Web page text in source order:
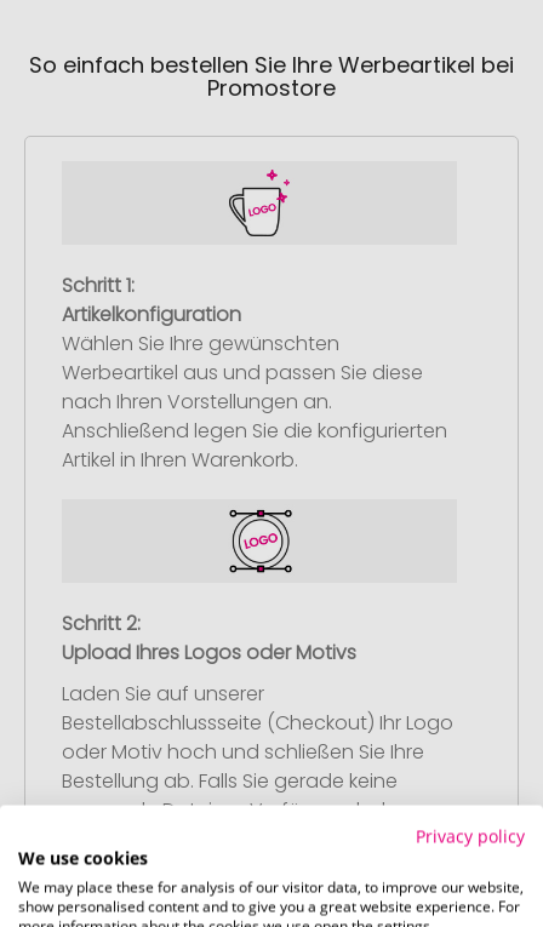
So einfach bestellen Sie Ihre Werbeartikel bei
Promostore
Schritt 1:
Artikelkonfiguration
Wählen Sie Ihre gewünschten
Werbeartikel aus und passen Sie diese
nach Ihren Vorstellungen an.
Anschließend legen Sie die konfigurierten
Artikel in Ihren Warenkorb.
Schritt 2:
Upload Ihres Logos oder Motivs
Laden Sie auf unserer
Bestellabschlussseite (Checkout) Ihr Logo
oder Motiv hoch und schließen Sie Ihre
Bestellung ab. Falls Sie gerade keine
passende Datei zur Verfügung haben,
nachliefern.
Privacy policy
We use cookies
We may place these for analysis of our visitor data, to improve our website,
show personalised content and to give you a great website experience. For